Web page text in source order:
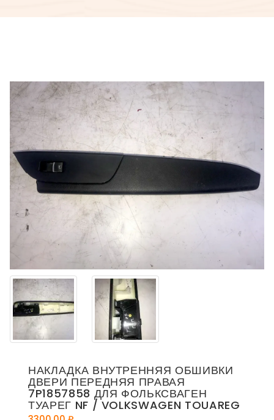
НАКЛАДКА ВНУТРЕННЯЯ ОБШИВКИ
ДВЕРИ ПЕРЕДНЯЯ ПРАВАЯ
7P1857858 ДЛЯ ФОЛЬКСВАГЕН
ТУАРЕГ NF / VOLKSWAGEN TOUAREG